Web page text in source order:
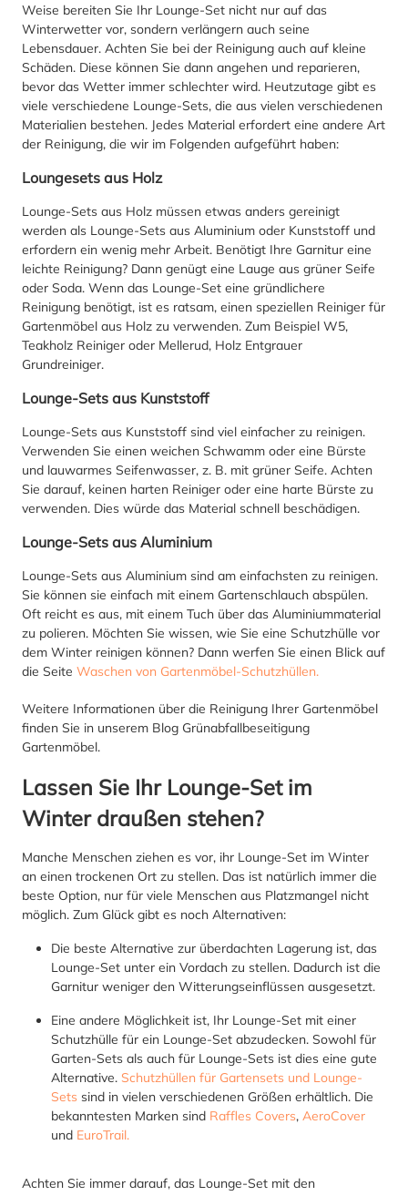
Weise bereiten Sie Ihr Lounge-Set nicht nur auf das
Winterwetter vor, sondern verlängern auch seine
Lebensdauer. Achten Sie bei der Reinigung auch auf kleine
Schäden. Diese können Sie dann angehen und reparieren,
bevor das Wetter immer schlechter wird. Heutzutage gibt es
viele verschiedene Lounge-Sets, die aus vielen verschiedenen
Materialien bestehen. Jedes Material erfordert eine andere Art
der Reinigung, die wir im Folgenden aufgeführt haben:
Loungesets aus Holz
Lounge-Sets aus Holz müssen etwas anders gereinigt
werden als Lounge-Sets aus Aluminium oder Kunststoff und
erfordern ein wenig mehr Arbeit. Benötigt Ihre Garnitur eine
leichte Reinigung? Dann genügt eine Lauge aus grüner Seife
oder Soda. Wenn das Lounge-Set eine gründlichere
Reinigung benötigt, ist es ratsam, einen speziellen Reiniger für
Gartenmöbel aus Holz zu verwenden. Zum Beispiel W5,
Teakholz Reiniger oder Mellerud, Holz Entgrauer
Grundreiniger.
Lounge-Sets aus Kunststoff
Lounge-Sets aus Kunststoff sind viel einfacher zu reinigen.
Verwenden Sie einen weichen Schwamm oder eine Bürste
und lauwarmes Seifenwasser, z. B. mit grüner Seife. Achten
Sie darauf, keinen harten Reiniger oder eine harte Bürste zu
verwenden. Dies würde das Material schnell beschädigen.
Lounge-Sets aus Aluminium
Lounge-Sets aus Aluminium sind am einfachsten zu reinigen.
Sie können sie einfach mit einem Gartenschlauch abspülen.
Oft reicht es aus, mit einem Tuch über das Aluminiummaterial
zu polieren. Möchten Sie wissen, wie Sie eine Schutzhülle vor
dem Winter reinigen können? Dann werfen Sie einen Blick auf
die Seite Waschen von Gartenmöbel-Schutzhüllen.
Weitere Informationen über die Reinigung Ihrer Gartenmöbel
finden Sie in unserem Blog Grünabfallbeseitigung
Gartenmöbel.
Lassen Sie Ihr Lounge-Set im
Winter draußen stehen?
Manche Menschen ziehen es vor, ihr Lounge-Set im Winter
an einen trockenen Ort zu stellen. Das ist natürlich immer die
beste Option, nur für viele Menschen aus Platzmangel nicht
möglich. Zum Glück gibt es noch Alternativen:
Die beste Alternative zur überdachten Lagerung ist, das
Lounge-Set unter ein Vordach zu stellen. Dadurch ist die
Garnitur weniger den Witterungseinflüssen ausgesetzt.
Eine andere Möglichkeit ist, Ihr Lounge-Set mit einer
Schutzhülle für ein Lounge-Set abzudecken. Sowohl für
Garten-Sets als auch für Lounge-Sets ist dies eine gute
Alternative. Schutzhüllen für Gartensets und Lounge-
Sets sind in vielen verschiedenen Größen erhältlich. Die
bekanntesten Marken sind Raffles Covers, AeroCover
und EuroTrail.
Achten Sie immer darauf, das Lounge-Set mit den